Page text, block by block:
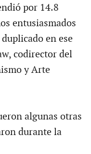
por 14.8
entusiasmados
en ese
codirector del
y Arte
algunas otras
durante la